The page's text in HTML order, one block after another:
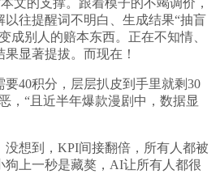
文的支撑。跟着模子的不竭调价，
往提醒词不明白、生成结果“抽盲
成别人的赔本东西。正在不知情、
显著提拔。而现在！
40积分，层层扒皮到手里就剩30
，“且近半年爆款漫剧中，数据显
想到，KPI间接翻倍，所有人都被
狗上一秒是藏獒，AI让所有人都很